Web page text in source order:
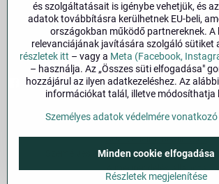
Impresszum
Üzemeltetői adatok és jogi tudnivalók.
🔐Biztonság
Facebook Instagram
Adatvédelmi beállítások
Személyes adatok védelmére vonatkozó
A megrendelés állapota
és szolgáltatásait is igénybe vehetjük, és
adatok továbbításra kerülhetnek EU-beli,
országokban működő partnereknek. A
relevanciájának javítására szolgáló sütiket
részletek itt – vagy a Meta (Facebook,
– használja. Az „Összes süti elfogadása"
hozzájárul az ilyen adatkezeléshez. Az
információkat talál, illetve módosíthatja
Személyes adatok védelmére
Részletek megjelenítése
Minden cookie elfogadása